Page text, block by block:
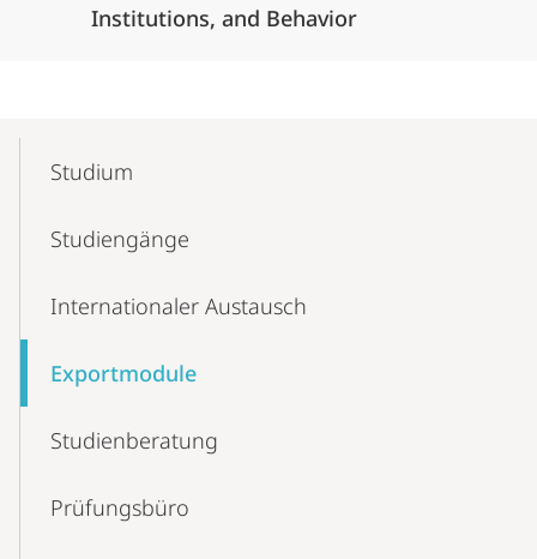
Institutions, and Behavior
NavigationStudium
Studiengänge
Internationaler Austausch
Exportmodule
Studienberatung
Prüfungsbüro